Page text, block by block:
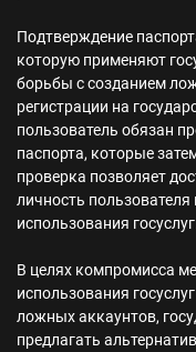
Подтверждение
которую применяют
борьбы с созданием
регистрации на
пользователь обязан
паспорта, которые
проверка позволяет
личность пользователя
использования
В целях компромисса
использования
ложных аккаунтов,
предлагать